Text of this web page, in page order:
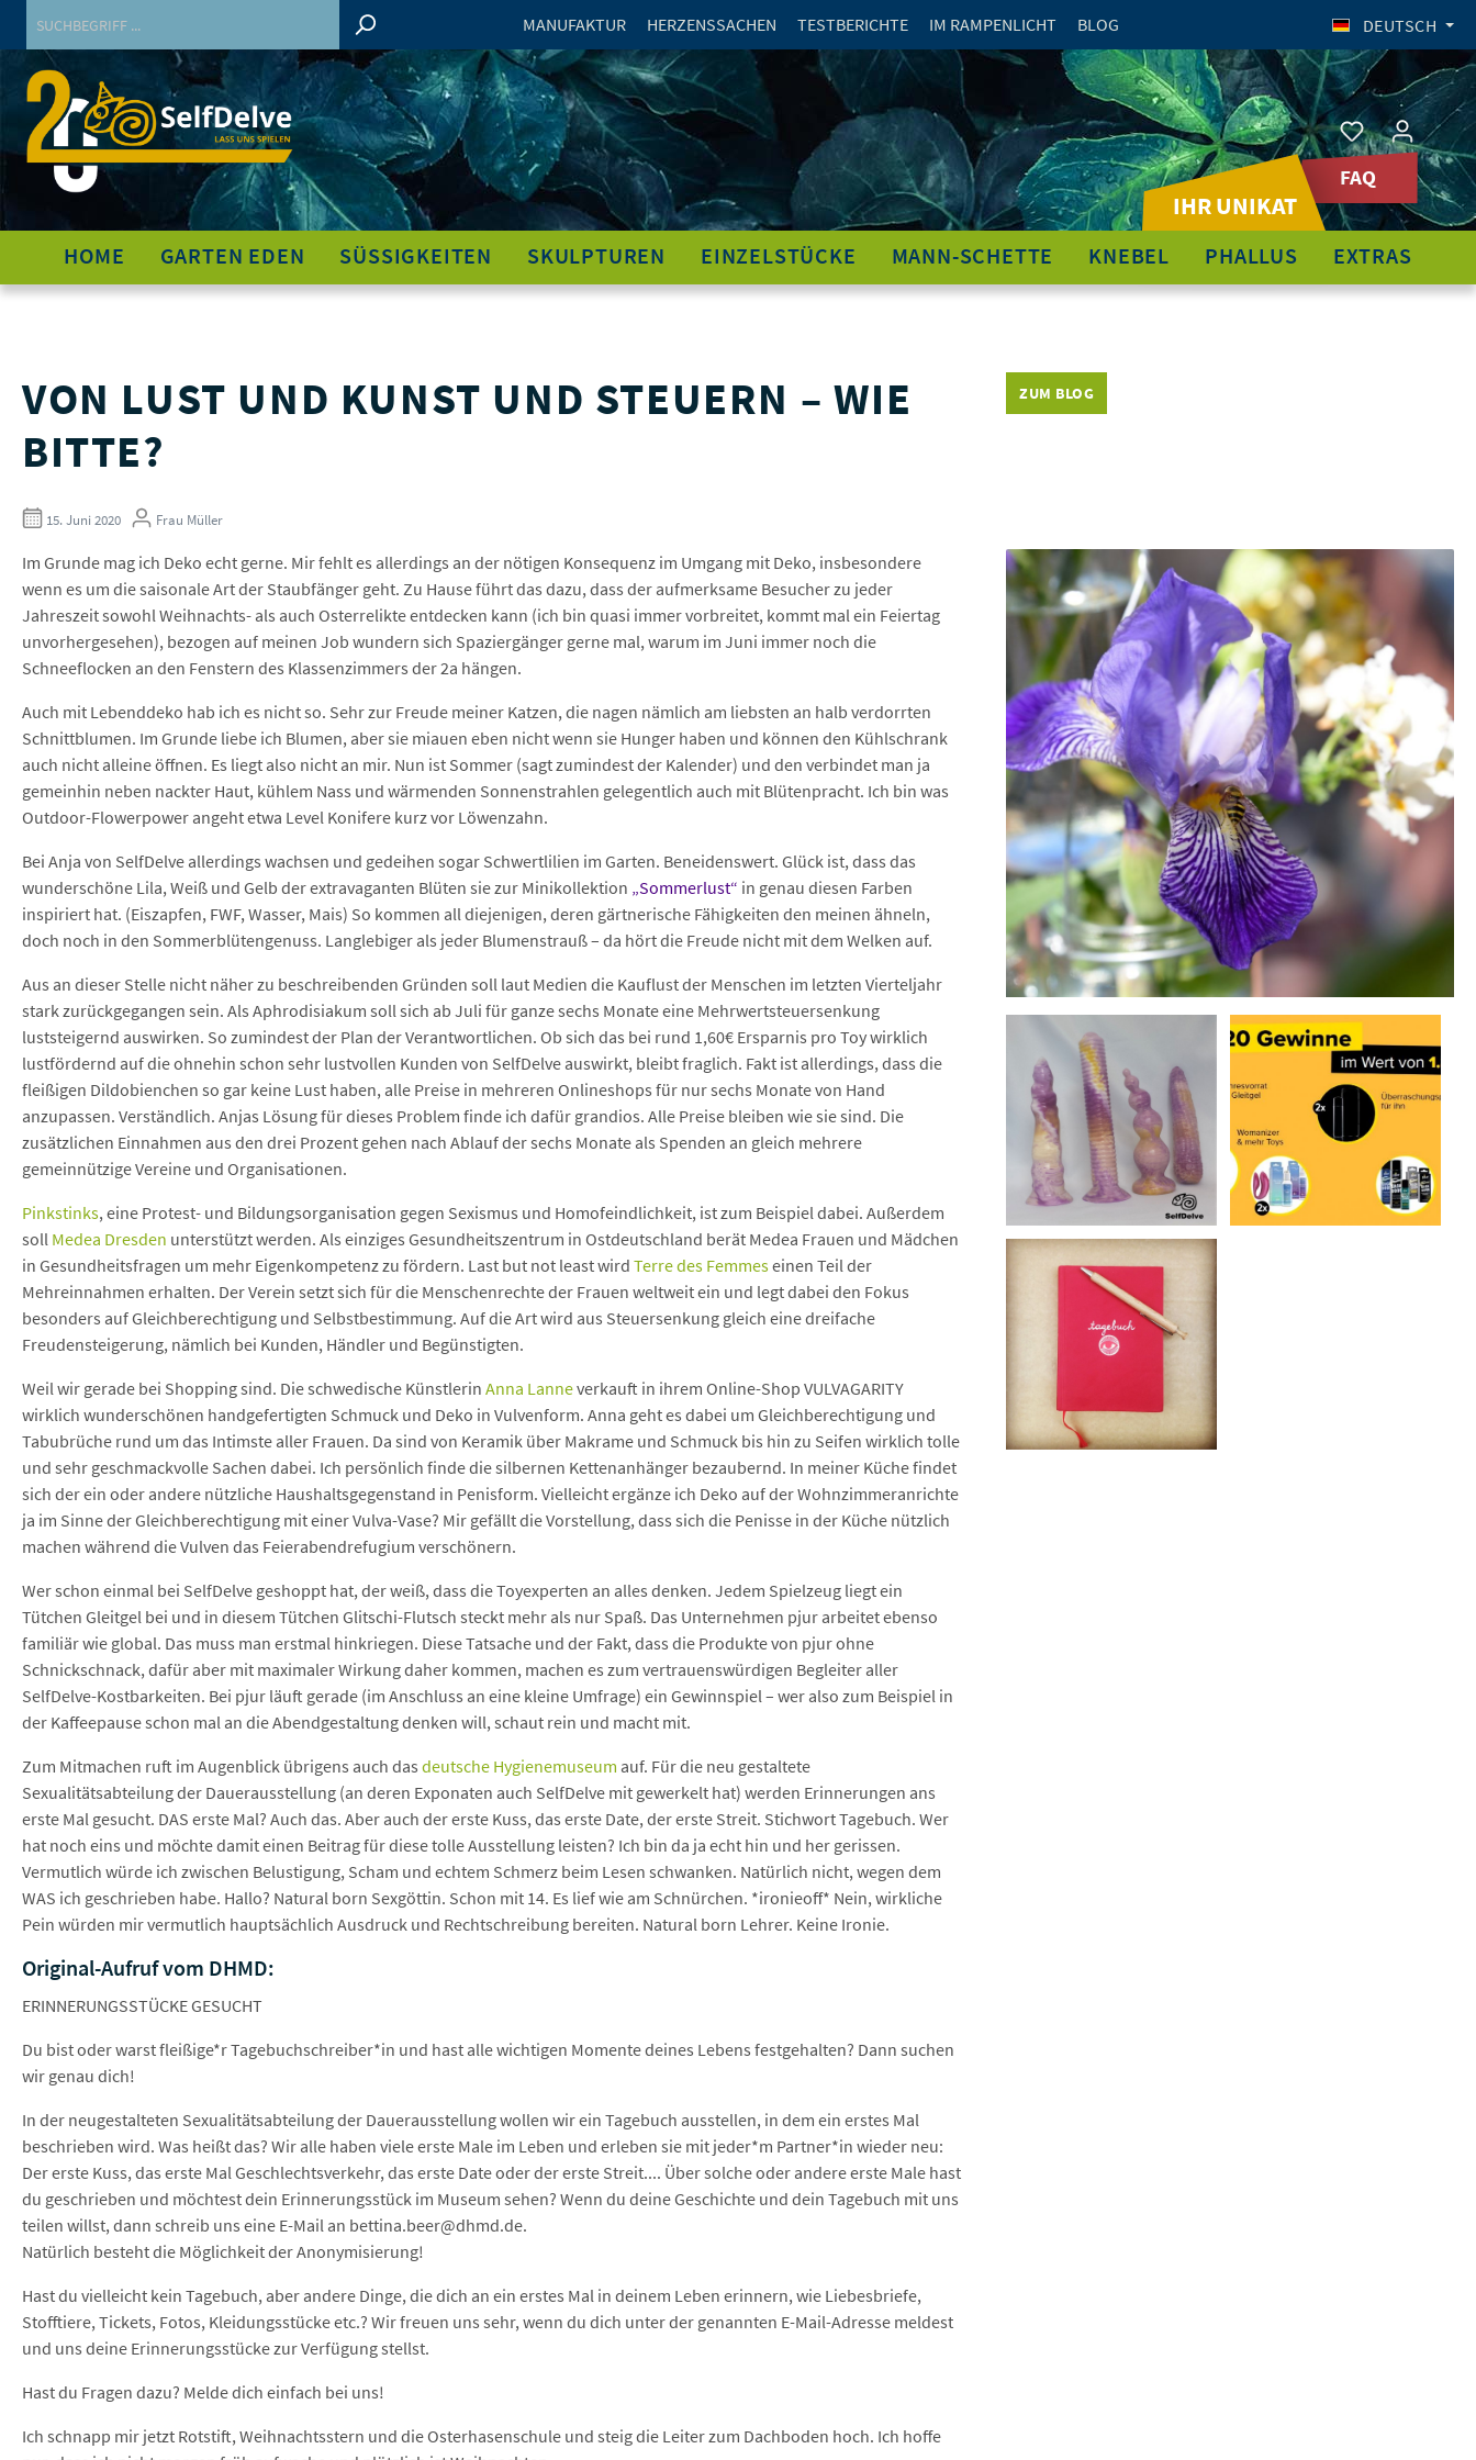
MANUFAKTUR HERZENSSACHEN TESTBERICHTE IM RAMPENLICHT BLOG DEUTSCH
FAQ
IHR UNIKAT
HOME GARTEN EDEN SÜSSIGKEITEN SKULPTUREN EINZELSTÜCKE MANN-SCHETTE KNEBEL PHALLUS EXTRAS
VON LUST UND KUNST UND STEUERN – WIE
BITTE?
15. Juni 2020 Frau Müller
ZUM BLOG
Im Grunde mag ich Deko echt gerne. Mir fehlt es allerdings an der nötigen Konsequenz im Umgang mit Deko, insbesondere
wenn es um die saisonale Art der Staubfänger geht. Zu Hause führt das dazu, dass der aufmerksame Besucher zu jeder
Jahreszeit sowohl Weihnachts- als auch Osterrelikte entdecken kann (ich bin quasi immer vorbreitet, kommt mal ein Feiertag
unvorhergesehen), bezogen auf meinen Job wundern sich Spaziergänger gerne mal, warum im Juni immer noch die
Schneeflocken an den Fenstern des Klassenzimmers der 2a hängen.
Auch mit Lebenddeko hab ich es nicht so. Sehr zur Freude meiner Katzen, die nagen nämlich am liebsten an halb verdorrten
Schnittblumen. Im Grunde liebe ich Blumen, aber sie miauen eben nicht wenn sie Hunger haben und können den Kühlschrank
auch nicht alleine öffnen. Es liegt also nicht an mir. Nun ist Sommer (sagt zumindest der Kalender) und den verbindet man ja
gemeinhin neben nackter Haut, kühlem Nass und wärmenden Sonnenstrahlen gelegentlich auch mit Blütenpracht. Ich bin was
Outdoor-Flowerpower angeht etwa Level Konifere kurz vor Löwenzahn.
Bei Anja von SelfDelve allerdings wachsen und gedeihen sogar Schwertlilien im Garten. Beneidenswert. Glück ist, dass das
wunderschöne Lila, Weiß und Gelb der extravaganten Blüten sie zur Minikollektion „Sommerlust“ in genau diesen Farben
inspiriert hat. (Eiszapfen, FWF, Wasser, Mais) So kommen all diejenigen, deren gärtnerische Fähigkeiten den meinen ähneln,
doch noch in den Sommerblütengenuss. Langlebiger als jeder Blumenstrauß – da hört die Freude nicht mit dem Welken auf.
Aus an dieser Stelle nicht näher zu beschreibenden Gründen soll laut Medien die Kauflust der Menschen im letzten Vierteljahr
stark zurückgegangen sein. Als Aphrodisiakum soll sich ab Juli für ganze sechs Monate eine Mehrwertsteuersenkung
luststeigernd auswirken. So zumindest der Plan der Verantwortlichen. Ob sich das bei rund 1,60€ Ersparnis pro Toy wirklich
lustfördernd auf die ohnehin schon sehr lustvollen Kunden von SelfDelve auswirkt, bleibt fraglich. Fakt ist allerdings, dass die
fleißigen Dildobienchen so gar keine Lust haben, alle Preise in mehreren Onlineshops für nur sechs Monate von Hand
anzupassen. Verständlich. Anjas Lösung für dieses Problem finde ich dafür grandios. Alle Preise bleiben wie sie sind. Die
zusätzlichen Einnahmen aus den drei Prozent gehen nach Ablauf der sechs Monate als Spenden an gleich mehrere
gemeinnützige Vereine und Organisationen.
Pinkstinks, eine Protest- und Bildungsorganisation gegen Sexismus und Homofeindlichkeit, ist zum Beispiel dabei. Außerdem
soll Medea Dresden unterstützt werden. Als einziges Gesundheitszentrum in Ostdeutschland berät Medea Frauen und Mädchen
in Gesundheitsfragen um mehr Eigenkompetenz zu fördern. Last but not least wird Terre des Femmeseinen Teil der
Mehreinnahmen erhalten. Der Verein setzt sich für die Menschenrechte der Frauen weltweit ein und legt dabei den Fokus
besonders auf Gleichberechtigung und Selbstbestimmung. Auf die Art wird aus Steuersenkung gleich eine dreifache
Freudensteigerung, nämlich bei Kunden, Händler und Begünstigten.
Weil wir gerade bei Shopping sind. Die schwedische Künstlerin Anna Lanneverkauft in ihrem Online-Shop VULVAGARITY
wirklich wunderschönen handgefertigten Schmuck und Deko in Vulvenform. Anna geht es dabei um Gleichberechtigung und
Tabubrüche rund um das Intimste aller Frauen. Da sind von Keramik über Makrame und Schmuck bis hin zu Seifen wirklich tolle
und sehr geschmackvolle Sachen dabei. Ich persönlich finde die silbernen Kettenanhänger bezaubernd. In meiner Küche findet
sich der ein oder andere nützliche Haushaltsgegenstand in Penisform. Vielleicht ergänze ich Deko auf der Wohnzimmeranrichte
ja im Sinne der Gleichberechtigung mit einer Vulva-Vase? Mir gefällt die Vorstellung, dass sich die Penisse in der Küche nützlich
machen während die Vulven das Feierabendrefugium verschönern.
Wer schon einmal bei SelfDelve geshoppt hat, der weiß, dass die Toyexperten an alles denken. Jedem Spielzeug liegt ein
Tütchen Gleitgel bei und in diesem Tütchen Glitschi-Flutsch steckt mehr als nur Spaß. Das Unternehmen pjur arbeitet ebenso
familiär wie global. Das muss man erstmal hinkriegen. Diese Tatsache und der Fakt, dass die Produkte von pjur ohne
Schnickschnack, dafür aber mit maximaler Wirkung daher kommen, machen es zum vertrauenswürdigen Begleiter aller
SelfDelve-Kostbarkeiten. Bei pjur läuft gerade (im Anschluss an eine kleine Umfrage) ein Gewinnspiel – wer also zum Beispiel in
der Kaffeepause schon mal an die Abendgestaltung denken will, schaut rein und macht mit.
Zum Mitmachen ruft im Augenblick übrigens auch das deutsche Hygienemuseum auf. Für die neu gestaltete
Sexualitätsabteilung der Dauerausstellung (an deren Exponaten auch SelfDelve mit gewerkelt hat) werden Erinnerungen ans
erste Mal gesucht. DAS erste Mal? Auch das. Aber auch der erste Kuss, das erste Date, der erste Streit. Stichwort Tagebuch. Wer
hat noch eins und möchte damit einen Beitrag für diese tolle Ausstellung leisten? Ich bin da ja echt hin und her gerissen.
Vermutlich würde ich zwischen Belustigung, Scham und echtem Schmerz beim Lesen schwanken. Natürlich nicht, wegen dem
WAS ich geschrieben habe. Hallo? Natural born Sexgöttin. Schon mit 14. Es lief wie am Schnürchen. *ironieoff* Nein, wirkliche
Pein würden mir vermutlich hauptsächlich Ausdruck und Rechtschreibung bereiten. Natural born Lehrer. Keine Ironie.
Original-Aufruf vom DHMD:
ERINNERUNGSSTÜCKE GESUCHT
Du bist oder warst fleißige*r Tagebuchschreiber*in und hast alle wichtigen Momente deines Lebens festgehalten? Dann suchen
wir genau dich!
In der neugestalteten Sexualitätsabteilung der Dauerausstellung wollen wir ein Tagebuch ausstellen, in dem ein erstes Mal
beschrieben wird. Was heißt das? Wir alle haben viele erste Male im Leben und erleben sie mit jeder*m Partner*in wieder neu:
Der erste Kuss, das erste Mal Geschlechtsverkehr, das erste Date oder der erste Streit.... Über solche oder andere erste Male hast
du geschrieben und möchtest dein Erinnerungsstück im Museum sehen? Wenn du deine Geschichte und dein Tagebuch mit uns
teilen willst, dann schreib uns eine E-Mail an bettina.beer@dhmd.de.
Natürlich besteht die Möglichkeit der Anonymisierung!
Hast du vielleicht kein Tagebuch, aber andere Dinge, die dich an ein erstes Mal in deinem Leben erinnern, wie Liebesbriefe,
Stofftiere, Tickets, Fotos, Kleidungsstücke etc.? Wir freuen uns sehr, wenn du dich unter der genannten E-Mail-Adresse meldest
und uns deine Erinnerungsstücke zur Verfügung stellst.
Hast du Fragen dazu? Melde dich einfach bei uns!
Ich schnapp mir jetzt Rotstift, Weihnachtsstern und die Osterhasenschule und steig die Leiter zum Dachboden hoch. Ich hoffe